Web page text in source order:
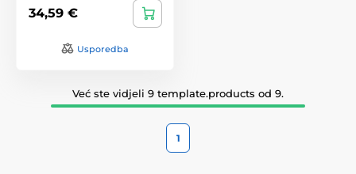
34,59 €
Usporedba
Već ste vidjeli 9 template.products od 9.
1